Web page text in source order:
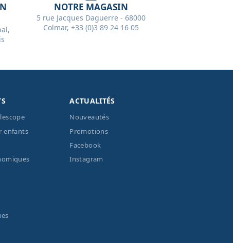
NOTRE MAGASIN
5 rue Jacques Daguerre - 68000
Colmar, +33 (0)3 89 24 16 05
enfants
ACTUALITÉS
Nouveautés
Promotions
Facebook
Instagram